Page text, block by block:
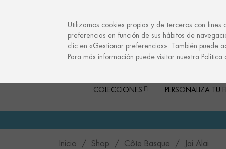
COLECCIONES PERSONALIZA TU
Inicio Shop Côte Basque Jai Alai
Utilizamos cookies propias y de terceros con
preferencias en función de sus hábitos de
clic en «Gestionar preferencias». También puede
Para más información puede visitar nuestra Política